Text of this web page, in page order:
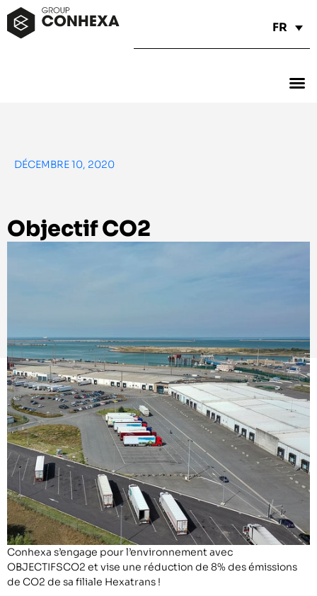
FR
Objectif CO2
Conhexa s’engage pour l’environnement avec
OBJECTIFSCO2 et vise une réduction de 8% des émissions
de CO2 de sa filiale Hexatrans !
DÉCEMBRE 10, 2020